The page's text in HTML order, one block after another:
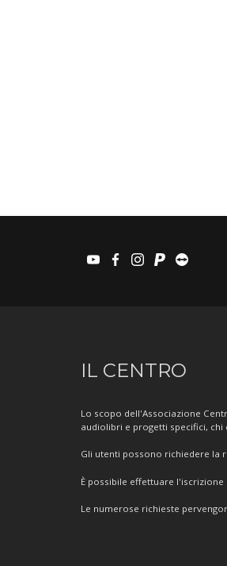
youtubefacebook
instagram
paypal
Informazioni
IL CENTRO
Lo scopo dell'Associazione
audiolibri e progetti specifici,
Gli utenti possono richiedere la
È possibile effettuare
Le numerose richieste